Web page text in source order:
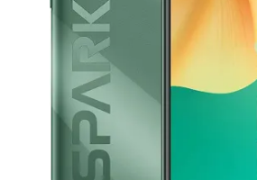
Оставшиеся
списываться
с вашей карты
по25 % каждые 2 недели
Подробнее
об оплате Плайтом